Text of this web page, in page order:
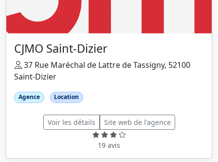
CJMO Saint-Dizier
37 Rue Maréchal de Lattre de Tassigny, 52100
Saint-Dizier
Agence Location
Voir les détails Site web de l'agence
19 avis